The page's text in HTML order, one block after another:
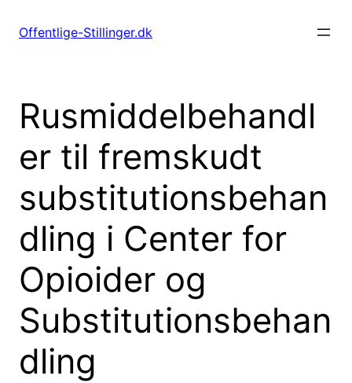
Offentlige-Stillinger.dk
Rusmiddelbehandl
er til fremskudt
substitutionsbehan
dling i Center for
Opioider og
Substitutionsbehan
dling